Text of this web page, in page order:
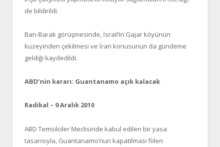
de bildirildi.
Ban-Barak görüşmesinde, İsrail’in Gajar köyünün
kuzeyinden çekilmesi ve İran konusunun da gündeme
geldiği kaydedildi.
ABD’nin kararı: Guantanamo açık kalacak
Radikal – 9 Aralık 2010
ABD Temsilciler Meclisinde kabul edilen bir yasa
tasarısıyla, Guantanamo’nun kapatılması fiilen